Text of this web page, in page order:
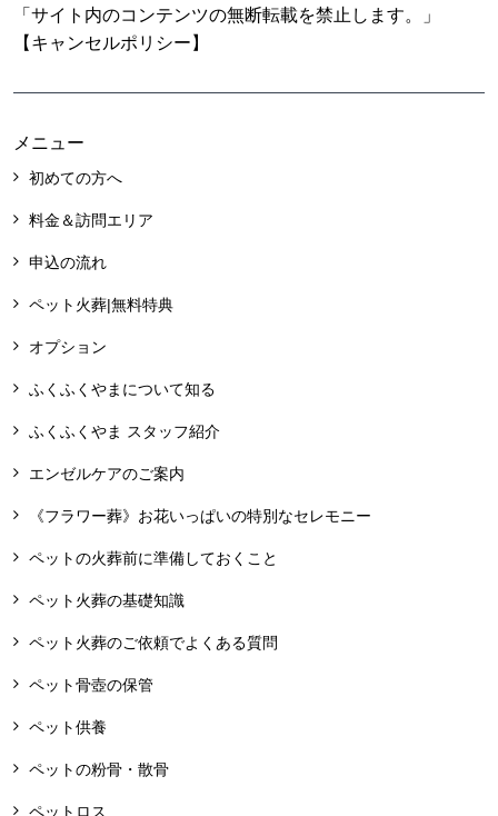
「サイト内のコンテンツの無断転載を禁止します。」
【キャンセルポリシー】
メニュー
初めての方へ
料金＆訪問エリア
申込の流れ
ペット火葬|無料特典
オプション
ふくふくやまについて知る
ふくふくやま スタッフ紹介
エンゼルケアのご案内
《フラワー葬》お花いっぱいの特別なセレモニー
ペットの火葬前に準備しておくこと
ペット火葬の基礎知識
ペット火葬のご依頼でよくある質問
ペット骨壺の保管
ペット供養
ペットの粉骨・散骨
ペットロス